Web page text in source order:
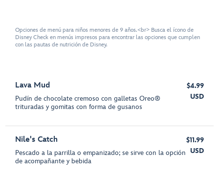
Opciones de menú para niños menores de 9 años.<br> Busca el ícono de
Disney Check en menús impresos para encontrar las opciones que cumplen
con las pautas de nutrición de Disney.
Lava Mud
Pudín de chocolate cremoso con galletas Oreo®
trituradas y gomitas con forma de gusanos
$4.99
USD
Nile's Catch
Pescado a la parrilla o empanizado; se sirve con la opción
de acompañante y bebida
$11.99
USD